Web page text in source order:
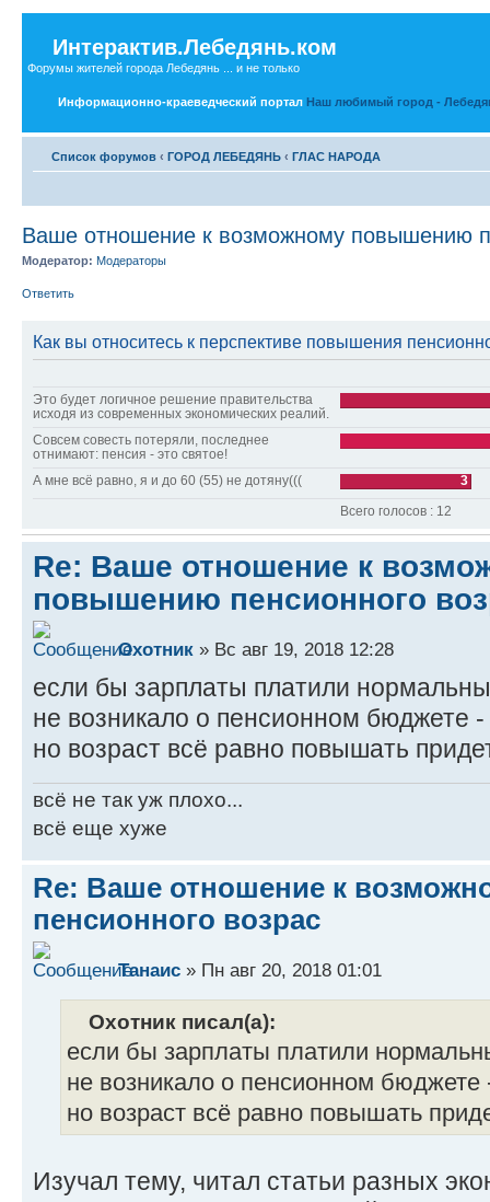
Интерактив.Лебедянь.ком
Форумы жителей города Лебедянь ... и не только
Информационно-краеведческий портал Наш любимый город -
Список форумов ‹ ГОРОД ЛЕБЕДЯНЬ ‹ ГЛАС НАРОДА
Ваше отношение к возможному повышению
Модератор: Модераторы
Ответить
Как вы относитесь к перспективе повышения
Это будет логичное решение правительства
исходя из современных экономических реалий.
Совсем совесть потеряли, последнее
отнимают: пенсия - это святое!
А мне всё равно, я и до 60 (55) не дотяну(((
3
Всего голосов : 12
Re: Ваше отношение к
повышению пенсионного
Охотник » Вс авг 19, 2018 12:28
если бы зарплаты платили
не возникало о пенсионном бюджете -
но возраст всё равно повышать
всё не так уж плохо...
всё еще хуже
Re: Ваше отношение к
пенсионного возрас
Танаис » Пн авг 20, 2018 01:01
Охотник писал(а):
если бы зарплаты платили
не возникало о пенсионном бюджете
но возраст всё равно повышать
Изучал тему, читал статьи разных